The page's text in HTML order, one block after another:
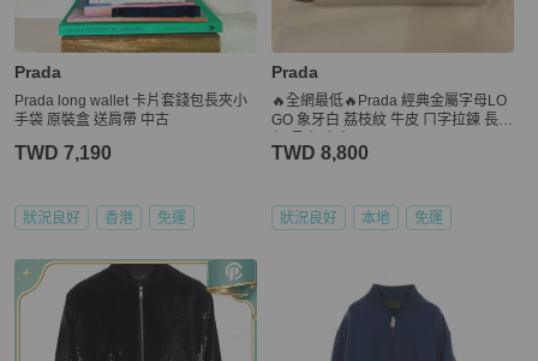
Prada
Prada long wallet 卡片套錢包長夾小
手袋 原裝盒 送肩帶 中古
TWD 7,190
狀況良好 香港 免運
Prada
🔥全網最低🔥Prada 經典金屬字母LO
GO 象牙白 荔枝紋 牛皮 ㄇ字拉鍊 長錢
TWD 8,800
狀況良好 本地 免運